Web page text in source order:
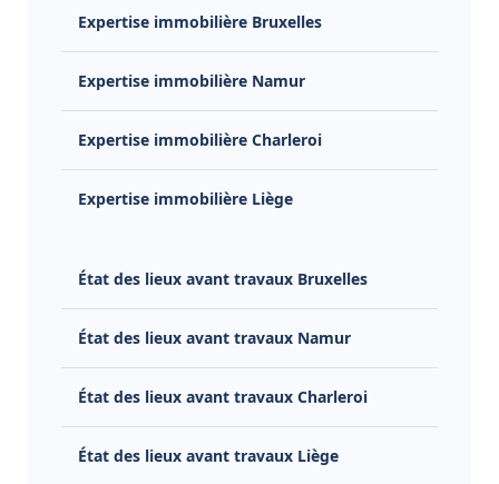
Expertise immobilière Bruxelles
Expertise immobilière Namur
Expertise immobilière Charleroi
Expertise immobilière Liège
État des lieux avant travaux Bruxelles
État des lieux avant travaux Namur
État des lieux avant travaux Charleroi
État des lieux avant travaux Liège